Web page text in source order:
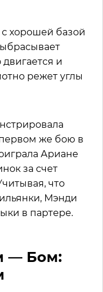
хорошей базой
и
режет углы
же бою в
Ариане
за счет
что
Мэнди
в партере.
— Бом: